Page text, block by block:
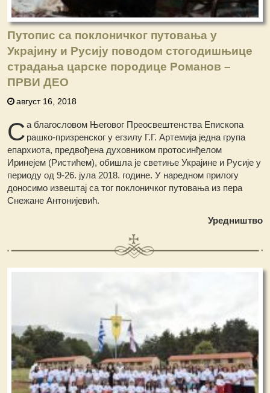
Путопис са поклоничког путовања у
Украјину и Русију поводом стогодишњице
страдања царске породице Романов –
ПРВИ ДЕО
август 16, 2018
Са благословом Његовог Преосвештенства Епископа
рашко-призренског у егзилу Г.Г. Артемија једна група
епархиота, предвођена духовником протосинђелом
Иринејем (Ристићем), обишла је светиње Украјине и Русије у
периоду од 9-26. јула 2018. године. У наредном прилогу
доносимо извештај са тог поклоничког путовања из пера
Снежане Антонијевић.
Уредништво